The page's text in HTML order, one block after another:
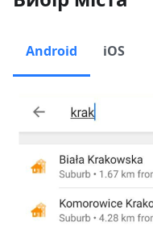
Android iOS